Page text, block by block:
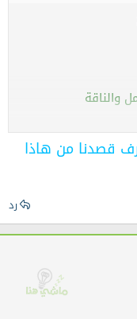
والناقة
فوقك جمل أو بركت
وهذا خطأ جسيم
قصدنا من هاذا
رد